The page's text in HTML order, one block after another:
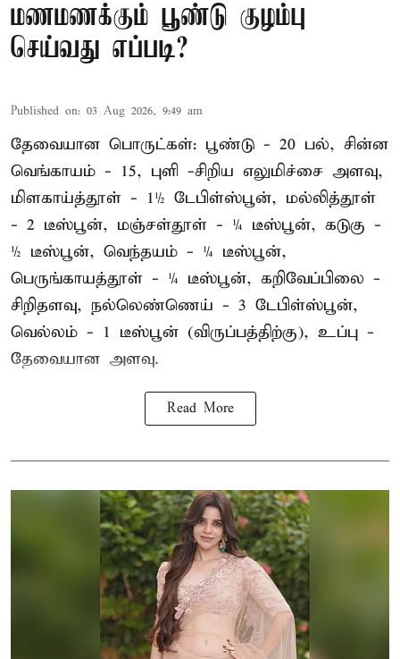
மணமணக்கும் பூண்டு குழம்பு
செய்வது எப்படி?
Published on: 03 Aug 2026, 9:49 am
தேவையான பொருட்கள்: பூண்டு - 20 பல், சின்ன
வெங்காயம் - 15, புளி -சிறிய எலுமிச்சை அளவு,
மிளகாய்த்தூள் - 1½ டேபிள்ஸ்பூன், மல்லித்தூள்
- 2 டீஸ்பூன், மஞ்சள்தூள் - ¼ டீஸ்பூன், கடுகு -
½ டீஸ்பூன், வெந்தயம் - ¼ டீஸ்பூன்,
பெருங்காயத்தூள் - ¼ டீஸ்பூன், கறிவேப்பிலை -
சிறிதளவு, நல்லெண்ணெய் - 3 டேபிள்ஸ்பூன்,
வெல்லம் - 1 டீஸ்பூன் (விருப்பத்திற்கு), உப்பு -
தேவையான அளவு.
Read More